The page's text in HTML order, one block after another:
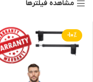
مشاهده فیلترها
-10%